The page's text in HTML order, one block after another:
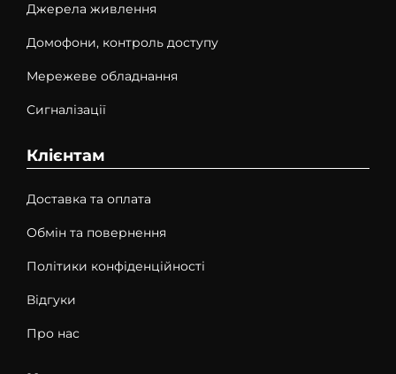
Джерела живлення
Домофони, контроль доступу
Мережеве обладнання
Сигналізації
Клієнтам
Доставка та оплата
Обмін та повернення
Політики конфіденційності
Відгуки
Про нас